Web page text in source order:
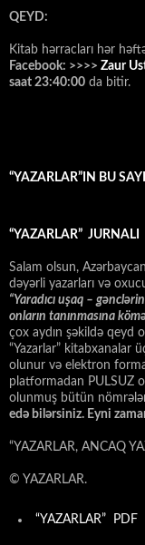
QEYD:
Kitab hərracları hər
Facebook: >>>> Zaur
saat 23:40:00 da bitir.
“YAZARLAR”IN BU SAYI
“YAZARLAR” JURNALI
Salam olsun,
dəyərli yazarları və
“Yaradıcı uşaq –
onların tanınmasına
çox aydın şəkildə qeyd
“Yazarlar” kitabxanalar
olunur və elektron
platformadan PULSUZ
olunmuş bütün
edə bilərsiniz. Eyni
“YAZARLAR, ANCAQ
© YAZARLAR.
“YAZARLAR” PDF